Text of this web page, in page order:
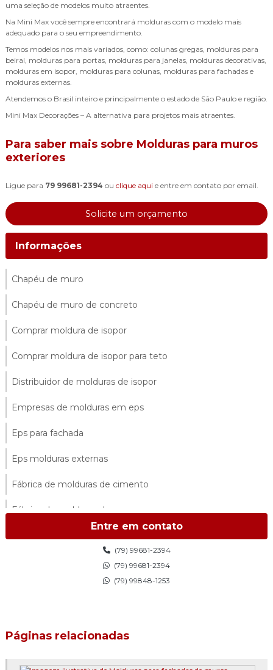
uma seleção de modelos muito atraentes.
Na Mini Max você sempre encontrará molduras com o modelo mais
adequado para o seu empreendimento.
Temos modelos nos mais variados, como: colunas gregas, molduras para
beiral, molduras para portas, molduras para janelas, molduras decorativas,
molduras em isopor, molduras para colunas, molduras para fachadas e
molduras externas.
Atendemos o Brasil inteiro e principalmente o estado de São Paulo e região.
Mini Max Decorações – A alternativa para projetos mais atraentes.
Para saber mais sobre Molduras para muros
exteriores
Ligue para 79 99681-2394 ou clique aqui e entre em contato por email.
Solicite um orçamento
Informações
Chapéu de muro
Chapéu de muro de concreto
Comprar moldura de isopor
Comprar moldura de isopor para teto
Distribuidor de molduras de isopor
Empresas de molduras em eps
Eps para fachada
Eps molduras externas
Fábrica de molduras de cimento
Fábrica de molduras de eps
Fábrica de molduras de isopor
Fábrica de molduras de isopor sp
Fachada com eps
Fachada em eps
Entre em contato
(79) 99681-2394
(79) 99681-2394
(79) 99848-1253
Páginas relacionadas